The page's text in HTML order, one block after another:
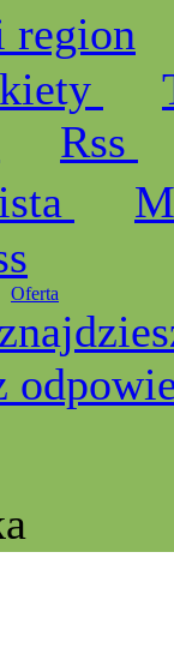
region
Rss
Oferta